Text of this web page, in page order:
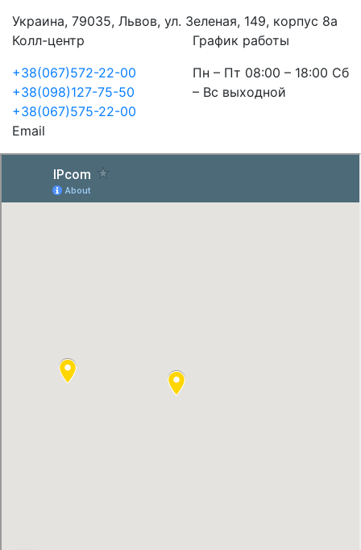
Украина, 79035, Львов, ул. Зеленая, 149, корпус 8а
Колл-центр
+38(067)572-22-00
+38(098)127-75-50
+38(067)575-22-00
График работы
Пн – Пт 08:00 – 18:00 Сб
– Вс выходной
Email